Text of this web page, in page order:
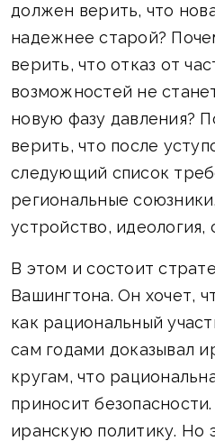
должен верить, что
надежнее старой?
верить, что отказ от
возможностей не
новую фазу давления?
верить, что после
следующий список
региональные
устройство, идеология,
В этом и состоит
Вашингтона. Он хочет,
как рациональный
сам годами доказывал
кругам, что
приносит
иранскую политику. Но